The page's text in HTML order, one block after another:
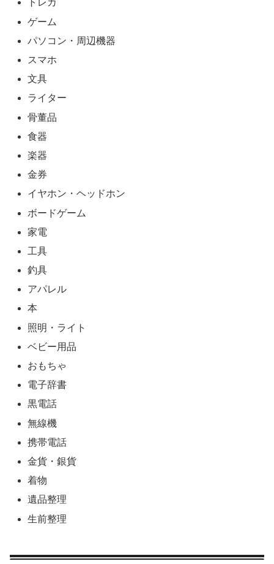
トレカ
ゲーム
パソコン・周辺機器
スマホ
文具
ライター
骨董品
食器
楽器
金券
イヤホン・ヘッドホン
ボードゲーム
家電
工具
釣具
アパレル
本
照明・ライト
ベビー用品
おもちゃ
電子辞書
黒電話
無線機
携帯電話
金貨・銀貨
着物
遺品整理
生前整理